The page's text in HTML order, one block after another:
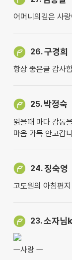
어머니의깊은 사
26.구경희
항상 좋은글 감사
25. 박정숙
읽을때 마다 감동을
마음 가득 안고갑
24.징숙영
고도원의 아침편
23.소자님
ㅡ사랑 ㅡ